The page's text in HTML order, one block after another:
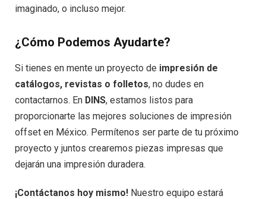
imaginado, o incluso mejor.
¿Cómo Podemos Ayudarte?
Si tienes en mente un proyecto de impresión de
catálogos, revistas o folletos, no dudes en
contactarnos. En DINS, estamos listos para
proporcionarte las mejores soluciones de impresión
offset en México. Permítenos ser parte de tu próximo
proyecto y juntos crearemos piezas impresas que
dejarán una impresión duradera.
¡Contáctanos hoy mismo! Nuestro equipo estará